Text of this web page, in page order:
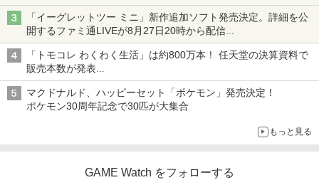
「特製ガーリックマヨソース」を使用した超大型チーズバーガー
「イーグレットツー ミニ」新作追加ソフト発売決定。詳細を公
開するファミ通LIVEが8月27日20時から配信
シリーズ累計100タイトルへ
「トモコレ わくわく生活」は約800万本！ 任天堂の決算資料で
販売本数が発表
「ぽこポケ」は127万本に
マクドナルド、ハッピーセット「ポケモン」発売決定！
ポケモン30周年記念で30匹が大集合
もっと見る
GAME Watch をフォローする